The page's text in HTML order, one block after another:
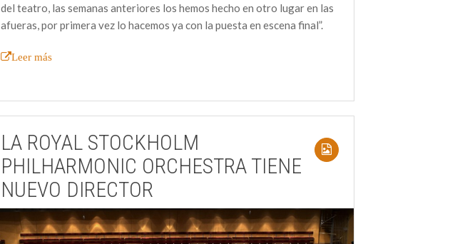
del teatro, las semanas anteriores los hemos hecho en otro lugar en las
afueras, por primera vez lo hacemos ya con la puesta en escena final”.
Leer más
LA ROYAL STOCKHOLM
PHILHARMONIC ORCHESTRA TIENE
NUEVO DIRECTOR